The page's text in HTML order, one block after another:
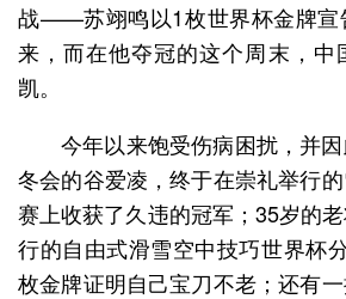
战——苏翊鸣以1枚世界杯金牌宣
来，而在他夺冠的这个周末，中
凯。
今年以来饱受伤病困扰，并
冬会的谷爱凌，终于在崇礼举行
赛上收获了久违的冠军；35岁的
行的自由式滑雪空中技巧世界杯
枚金牌证明自己宝刀不老；还有